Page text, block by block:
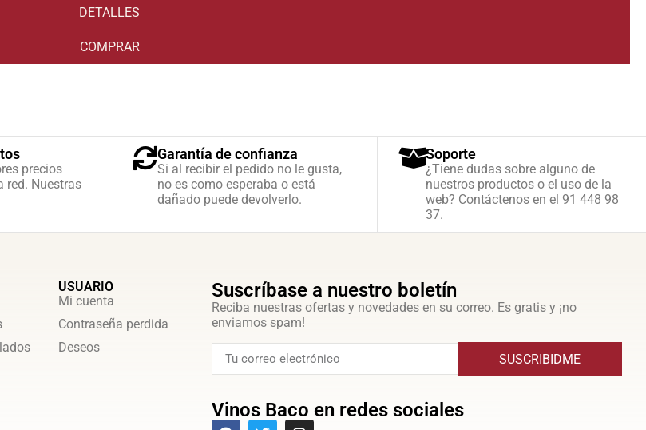
DETALLES
COMPRAR
precios
red. Nuestras
Garantía de confianza
Si al recibir el pedido no le gusta,
no es como esperaba o está
dañado puede devolverlo.
Soporte
¿Tiene dudas sobre alguno de
nuestros productos o el uso de la
web? Contáctenos en el 91 448 98
37.
USUARIO
Mi cuenta
Contraseña perdida
Deseos
Suscríbase a nuestro boletín
Reciba nuestras ofertas y novedades en su correo. Es gratis y ¡no
enviamos spam!
SUSCRIBIDME
Vinos Baco en redes sociales